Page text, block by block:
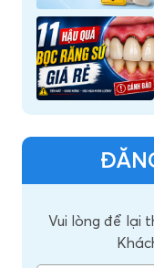
Vui lòng để lại